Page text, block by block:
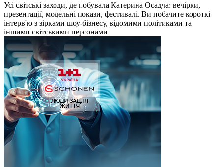
Усі світські заходи, де побувала Катерина Осадча: вечірки,
презентації, модельні покази, фестивалі. Ви побачите короткі
інтерв'ю з зірками шоу-бізнесу, відомими політиками та
іншими світськими персонами